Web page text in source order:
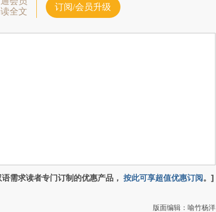
全文
订阅/会员升级
需求读者专门订制的优惠产品， 按此可享超值优惠订阅。]
版面编辑：喻竹杨洋